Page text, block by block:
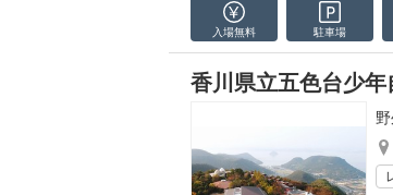
入場無料 駐車場
香川県立五色台少年